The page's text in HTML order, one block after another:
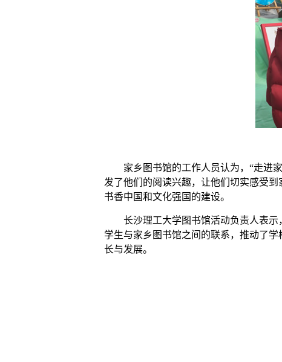
家乡图书馆的工作人员认为， “走进
发了他们的阅读兴趣，让他们切实感受
书香中国和文化强国的建设。
长沙理工大学图书馆活动负责人表
学生与家乡图书馆之间的联系，推动了
长与发展。